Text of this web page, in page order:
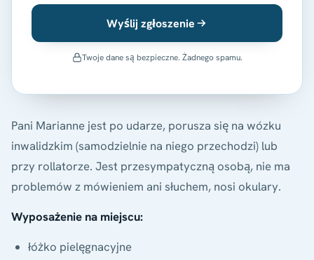
Wyślij zgłoszenie
Twoje dane są bezpieczne. Żadnego spamu.
Pani Marianne jest po udarze, porusza się na wózku
inwalidzkim (samodzielnie na niego przechodzi) lub
przy rollatorze. Jest przesympatyczną osobą, nie ma
problemów z mówieniem ani słuchem, nosi okulary.
Wyposażenie na miejscu:
łóżko pielęgnacyjne